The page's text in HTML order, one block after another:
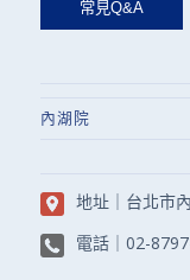
內湖院
地址｜ 台北市
電話｜ 02-